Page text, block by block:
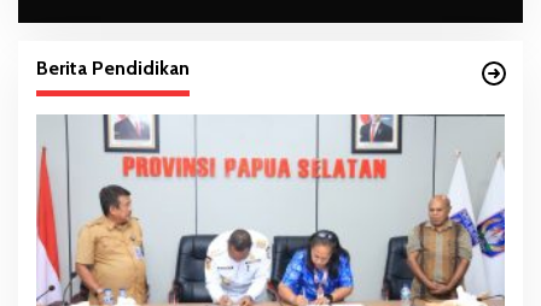
Berita Pendidikan